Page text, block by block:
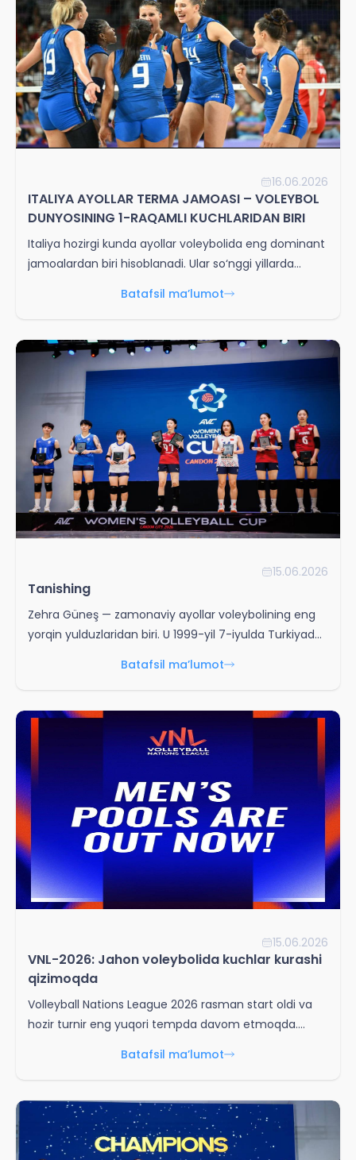
16.06.2026
ITALIYA AYOLLAR TERMA JAMOASI – VOLEYBOL
DUNYOSINING 1-RAQAMLI KUCHLARIDAN BIRI
Italiya hozirgi kunda ayollar voleybolida eng dominant
jamoalardan biri hisoblanadi. Ular so‘nggi yillarda
Batafsil ma’lumot
15.06.2026
Tanishing
Zehra Güneş — zamonaviy ayollar voleybolining eng
yorqin yulduzlaridan biri. U 1999-yil 7-iyulda Turkiyada
Batafsil ma’lumot
15.06.2026
VNL-2026: Jahon voleybolida kuchlar kurashi
qizimoqda
Volleyball Nations League 2026 rasman start oldi va
hozir turnir eng yuqori tempda davom etmoqda.
Batafsil ma’lumot